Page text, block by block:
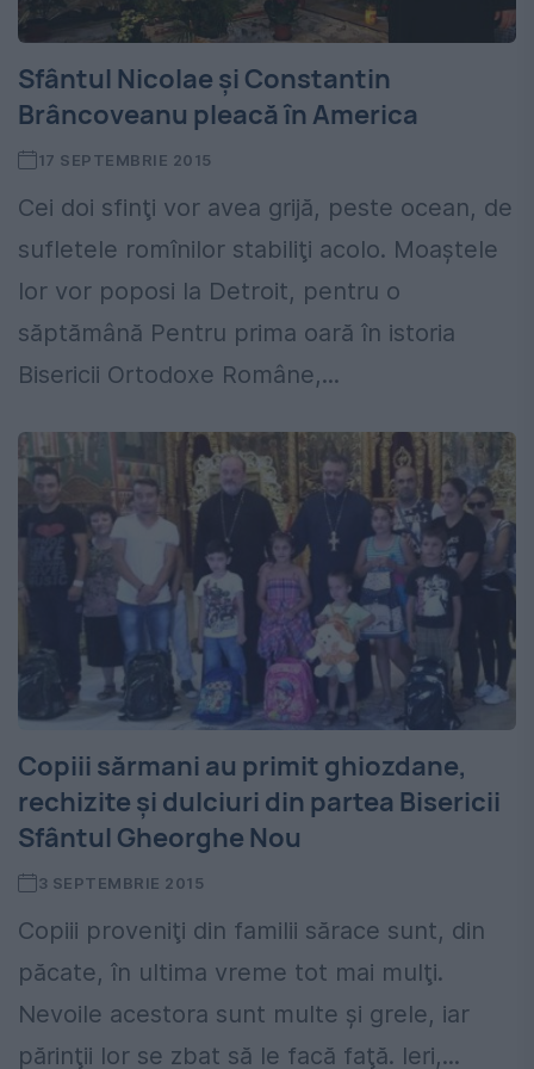
Sfântul Nicolae şi Constantin
Brâncoveanu pleacă în America
17 SEPTEMBRIE 2015
Cei doi sfinţi vor avea grijă, peste ocean, de
sufletele romînilor stabiliţi acolo. Moaştele
lor vor poposi la Detroit, pentru o
săptămână Pentru prima oară în istoria
Bisericii Ortodoxe Române,...
Copiii sărmani au primit ghiozdane,
rechizite şi dulciuri din partea Bisericii
Sfântul Gheorghe Nou
3 SEPTEMBRIE 2015
Copiii proveniţi din familii sărace sunt, din
păcate, în ultima vreme tot mai mulţi.
Nevoile acestora sunt multe şi grele, iar
părinţii lor se zbat să le facă faţă. Ieri,...